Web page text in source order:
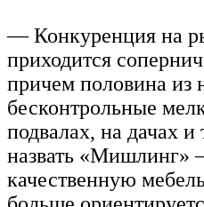
— Конкуренция на
приходится
причем половина
бесконтрольные
подвалах, на дачах
назвать «Мишлинг»
качественную